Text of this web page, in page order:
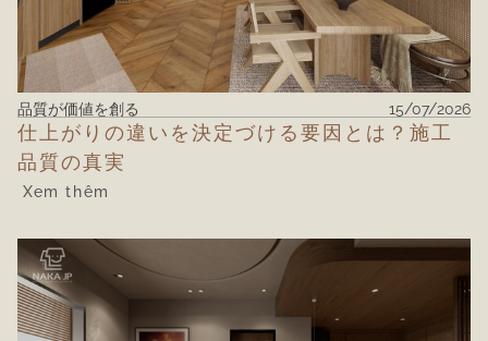
品質が価値を創る 15/07/2026
仕上がりの違いを決定づける要因とは？施工
品質の真実
Xem thêm